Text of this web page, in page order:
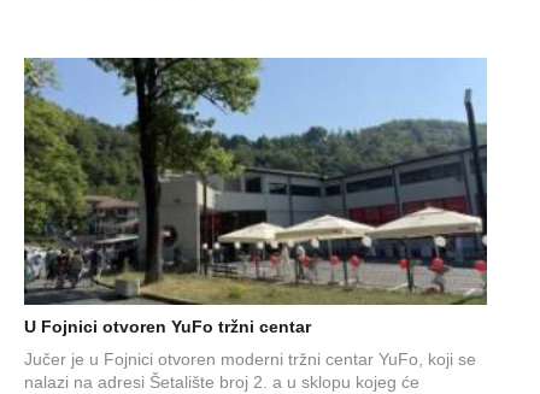
U Fojnici otvoren YuFo tržni centar
Jučer je u Fojnici otvoren moderni tržni centar YuFo, koji se
nalazi na adresi Šetalište broj 2. a u sklopu kojeg će